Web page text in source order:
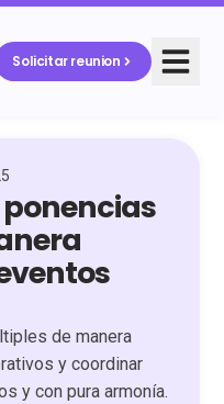
Solicitar reunion
de manera
y coordinar
y con pura armonía.